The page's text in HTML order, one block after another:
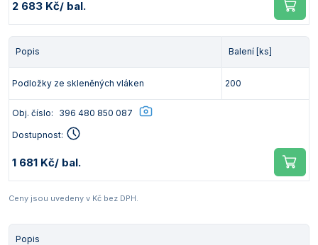
2 683 Kč/ bal.
Popis Balení [ks]
Podložky ze skleněných vláken 200
Obj. číslo: 396 480 850 087
Dostupnost:
1 681 Kč/ bal.
Ceny jsou uvedeny v Kč bez DPH.
Popis